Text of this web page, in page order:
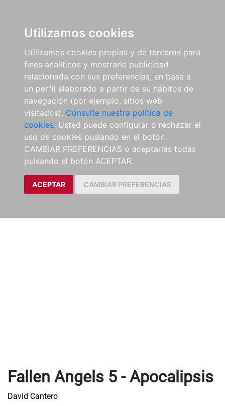
Utilizamos cookies
Utilizamos cookies propias y de terceros para
fines analíticos y mostrarle publicidad
relacionada con sus preferencias, en base a
un perfil elaborado a partir de su hábitos de
navegación (por ejemplo, sitios web
visitados). Consulte nuestra política de
cookies. Usted puede configurar o rechazar el
uso de cookies puslando en el botón
CAMBIAR PREFERENCIAS o aceptarlas todas
pulsando el botón ACEPTAR.
ACEPTAR CAMBIAR PREFERENCIAS
Fallen Angels 5 - Apocalipsis
David Cantero